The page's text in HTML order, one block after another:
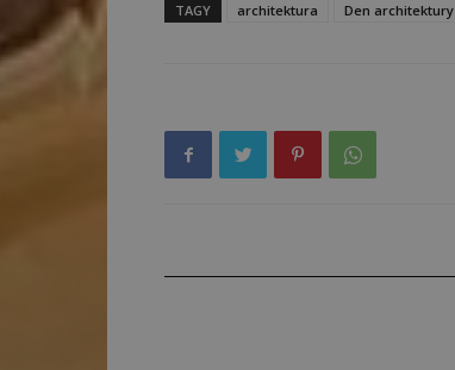
TAGY architektura Den architektury